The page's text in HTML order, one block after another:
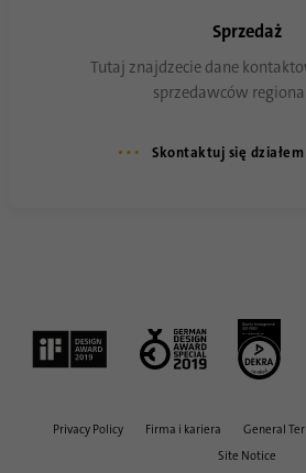
Sprzedaż
Tutaj znajdzecie dane
sprzedawców
Skontaktuj się
Privacy Policy Firma i kariera
General
Site Notice